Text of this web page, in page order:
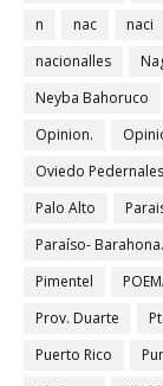
n
nac naci
nacionalles
Neyba Bahoruco
Opinion.
Oviedo Pedernales
Palo Alto
Paraíso- Barahona.
Pimentel
Prov. Duarte
Puerto Rico